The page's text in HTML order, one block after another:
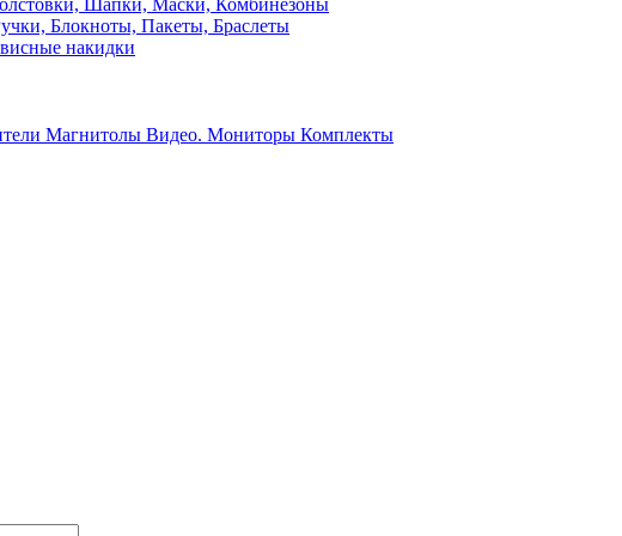
Шапки, Маски, Комбинезоны
Блокноты, Пакеты, Браслеты
накидки
Магнитолы Видео. Мониторы Комплекты